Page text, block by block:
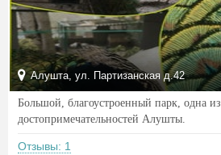
Алушта, ул. Партизанская д.42
Большой, благоустроенный парк, одна из
достопримечательностей Алушты.
Отзывы: 1